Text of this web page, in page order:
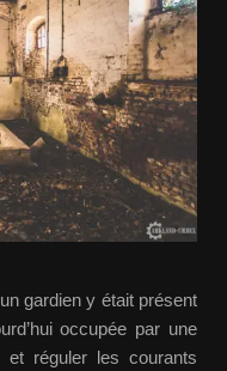
gardien y était présent
occupée par une
et réguler les courants